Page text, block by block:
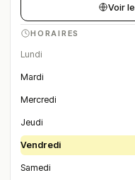
Voir
HORAIRES
Lundi
Mardi
Mercredi
Jeudi
Vendredi
Samedi